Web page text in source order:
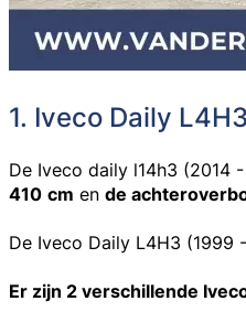
1. Iveco Daily
De Iveco daily l14h3 (2014
410 cm en de
De Iveco Daily L4H3 (1999
Er zijn 2 verschillende